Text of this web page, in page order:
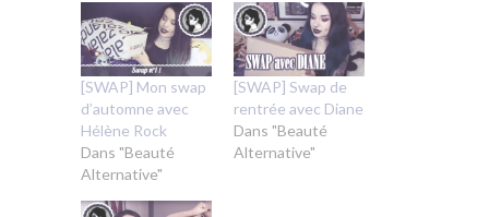
[SWAP] Mon swap
d’automne avec
Hélène Rock
Dans "Beauté
Alternative"
[SWAP] Swap de
rentrée avec Diane
Dans "Beauté
Alternative"